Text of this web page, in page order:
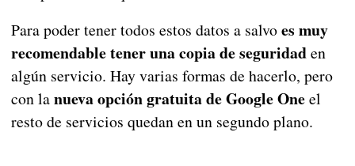
Para poder tener todos estos datos a salvoes muy
recomendable tener una copia de seguridaden
algún servicio. Hay varias formas de hacerlo, pero
con lanueva opción gratuita de Google Oneel
resto de servicios quedan en un segundo plano.